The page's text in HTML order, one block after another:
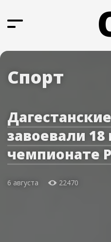
Спорт
завоевали
чемпионате
6 августа 22470